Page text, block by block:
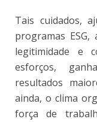
Tais cuidados,
programas
legitimidade e
esforços,
resultados
ainda, o clima
força de